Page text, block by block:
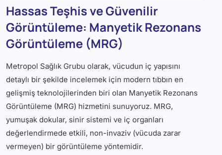
Hassas Teşhis ve Güvenilir
Görüntüleme: Manyetik Rezonans
Görüntüleme (MRG)
Metropol Sağlık Grubu olarak, vücudun iç yapısını
detaylı bir şekilde incelemek için modern tıbbın en
gelişmiş teknolojilerinden biri olan Manyetik Rezonans
Görüntüleme (MRG) hizmetini sunuyoruz. MRG,
yumuşak dokular, sinir sistemi ve iç organları
değerlendirmede etkili, non-invaziv (vücuda zarar
vermeyen) bir görüntüleme yöntemidir.